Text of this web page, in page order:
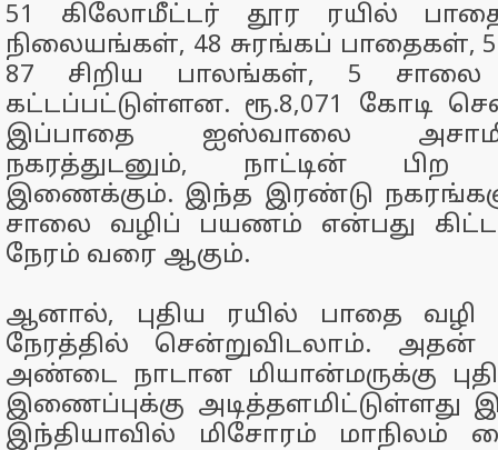
51 கிலோமீட்டர் தூர ரயில்
நிலையங்கள், 48 சுரங்கப் பாதைகள்,
87 சிறிய பாலங்கள், 5 சாலை
கட்டப்பட்டுள்ளன. ரூ.8,071 கோடி
இப்பாதை ஐஸ்வாலை
நகரத்துடனும், நாட்டின் பிற
இணைக்கும். இந்த இரண்டு
சாலை வழிப் பயணம் என்பது
நேரம் வரை ஆகும்.
ஆனால், புதிய ரயில் பாதை
நேரத்தில் சென்றுவிடலாம். அதன்
அண்டை நாடான மியான்மருக்கு
இணைப்புக்கு அடித்தளமிட்டுள்ளது
இந்தியாவில் மிசோரம் மாநிலம்